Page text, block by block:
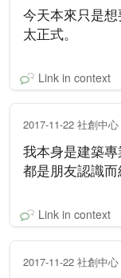
今天本來只是
太正式。
Link in context
2017-11-22 社創中
我本身是建築
都是朋友認識而
Link in context
2017-11-22 社創中